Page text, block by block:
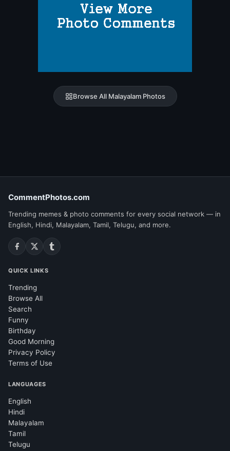
Browse All Malayalam Photos
CommentPhotos.com
Trending memes & photo comments for every social network — in
English, Hindi, Malayalam, Tamil, Telugu, and more.
QUICK LINKS
Trending
Browse All
Search
Funny
Birthday
Good Morning
Privacy Policy
Terms of Use
LANGUAGES
English
Hindi
Malayalam
Tamil
Telugu